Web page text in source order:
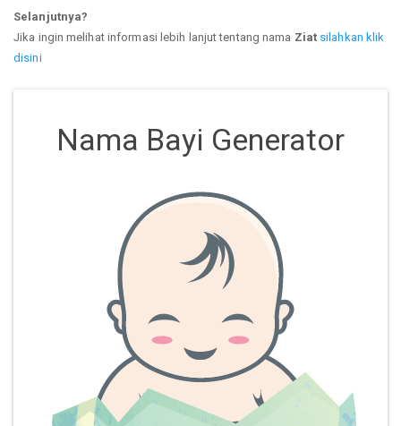
Selanjutnya?
Jika ingin melihat informasi lebih lanjut tentang nama Ziat silahkan klik
disini
Nama Bayi Generator